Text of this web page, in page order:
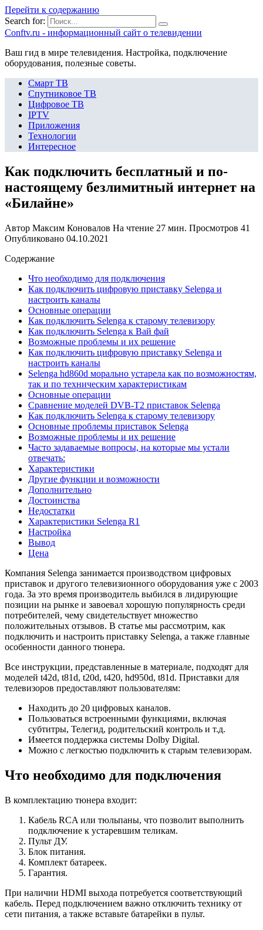
Перейти к содержанию
Search for:
Сonftv.ru - информационный сайт о телевидении
Ваш гид в мире телевидения. Настройка, подключение
оборудования, полезные советы.
Смарт ТВ
Спутниковое ТВ
Цифровое ТВ
IPTV
Приложения
Технологии
Интересное
Как подключить бесплатный и по-
настоящему безлимитный интернет на
«Билайне»
Автор Максим Коновалов На чтение 27 мин. Просмотров 41
Опубликовано 04.10.2021
Содержание
Что необходимо для подключения
Как подключить цифровую приставку Selenga и
настроить каналы
Основные операции
Как подключить Selenga к старому телевизору
Как подключить Selenga к Вай фай
Возможные проблемы и их решение
Как подключить цифровую приставку Selenga и
настроить каналы
Selenga hd860d морально устарела как по возможностям,
так и по техническим характеристикам
Основные операции
Сравнение моделей DVB-T2 приставок Selenga
Как подключить Selenga к старому телевизору
Основные проблемы приставок Selenga
Возможные проблемы и их решение
Часто задаваемые вопросы, на которые мы устали
отвечать:
Характеристики
Другие функции и возможности
Дополнительно
Достоинства
Недостатки
Характеристики Selenga R1
Настройка
Вывод
Цена
Компания Selenga занимается производством цифровых
приставок и другого телевизионного оборудования уже с 2003
года. За это время производитель выбился в лидирующие
позиции на рынке и завоевал хорошую популярность среди
потребителей, чему свидетельствует множество
положительных отзывов. В статье мы рассмотрим, как
подключить и настроить приставку Selenga, а также главные
особенности данного тюнера.
Все инструкции, представленные в материале, подходят для
моделей t42d, t81d, t20d, t420, hd950d, t81d. Приставки для
телевизоров предоставляют пользователям:
Находить до 20 цифровых каналов.
Пользоваться встроенными функциями, включая
субтитры, Телегид, родительский контроль и т.д.
Имеется поддержка системы Dolby Digital.
Можно с легкостью подключить к старым телевизорам.
Что необходимо для подключения
В комплектацию тюнера входит:
Кабель RCA или тюльпаны, что позволит выполнить
подключение к устаревшим теликам.
Пульт ДУ.
Блок питания.
Комплект батареек.
Гарантия.
При наличии HDMI выхода потребуется соответствующий
кабель. Перед подключением важно отключить технику от
сети питания, а также вставьте батарейки в пульт.